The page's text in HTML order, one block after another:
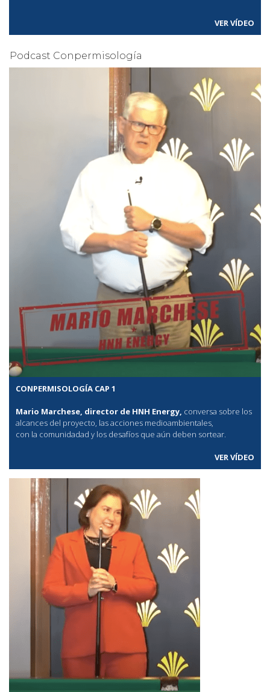
VER VÍDEO
Podcast Conpermisología
CONPERMISOLOGÍA CAP 1
Mario Marchese, director de HNH Energy, conversa sobre los
alcances del proyecto, las acciones medioambientales,
con la comunidadad y los desafíos que aún deben sortear.
VER VÍDEO